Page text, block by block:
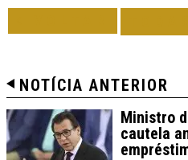
NOTÍCIA ANTERIOR
Ministro
cautela